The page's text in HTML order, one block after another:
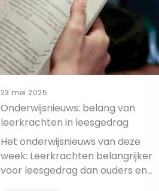
23 mei 2025
Onderwijsnieuws: belang van
leerkrachten in leesgedrag
Het onderwijsnieuws van deze
week: Leerkrachten belangrijker
voor leesgedrag dan ouders en